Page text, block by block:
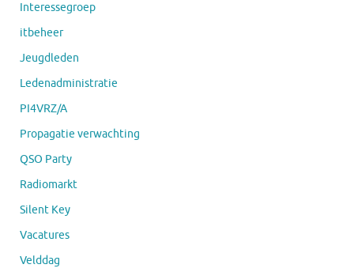
Interessegroep
itbeheer
Jeugdleden
Ledenadministratie
PI4VRZ/A
Propagatie verwachting
QSO Party
Radiomarkt
Silent Key
Vacatures
Velddag